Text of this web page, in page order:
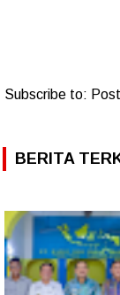
Subscribe to:
BERITA